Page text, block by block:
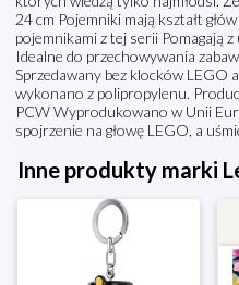
24 cm Pojemniki mają kształt
pojemnikami z tej serii Pomagają
Idealne do przechowywania
Sprzedawany bez klocków LEGO
wykonano z polipropylenu.
PCW Wyprodukowano w Unii
spojrzenie na głowę LEGO, a
Inne produkty marki